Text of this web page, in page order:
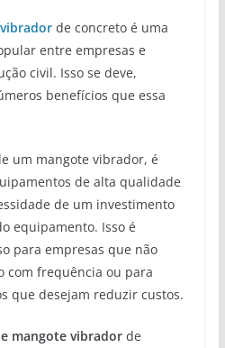
de concreto é uma
entre empresas e
civil. Isso se deve,
benefícios que essa
um mangote vibrador, é
de alta qualidade
de um investimento
equipamento. Isso é
para empresas que não
com frequência ou para
que desejam reduzir custos.
mangote vibradorde